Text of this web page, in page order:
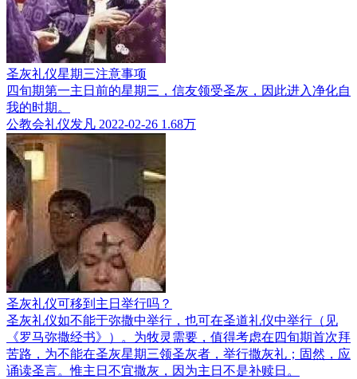
圣灰礼仪星期三注意事项
四旬期第一主日前的星期三，信友领受圣灰，因此进入净化自
我的时期。
公教会礼仪发凡 2022-02-26 1.68万
圣灰礼仪可移到主日举行吗？
圣灰礼仪如不能于弥撒中举行，也可在圣道礼仪中举行（见
《罗马弥撒经书》）。为牧灵需要，值得考虑在四旬期首次拜
苦路，为不能在圣灰星期三领圣灰者，举行撒灰礼；固然，应
诵读圣言。惟主日不宜撒灰，因为主日不是补赎日。